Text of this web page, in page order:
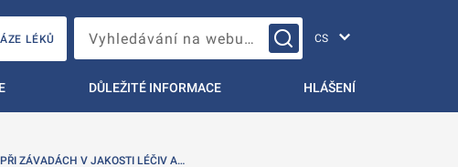
LÉKŮ Vyhledávání na webu…
DŮLEŽITÉ INFORMACE HLÁŠENÍ
PŘI ZÁVADÁCH V JAKOSTI LÉČIV A…